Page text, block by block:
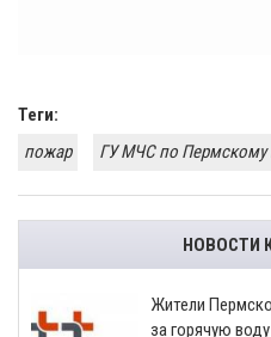
Теги:
пожар
ГУ МЧС по Пермскому
НОВОСТИ
​Жители
за горячую